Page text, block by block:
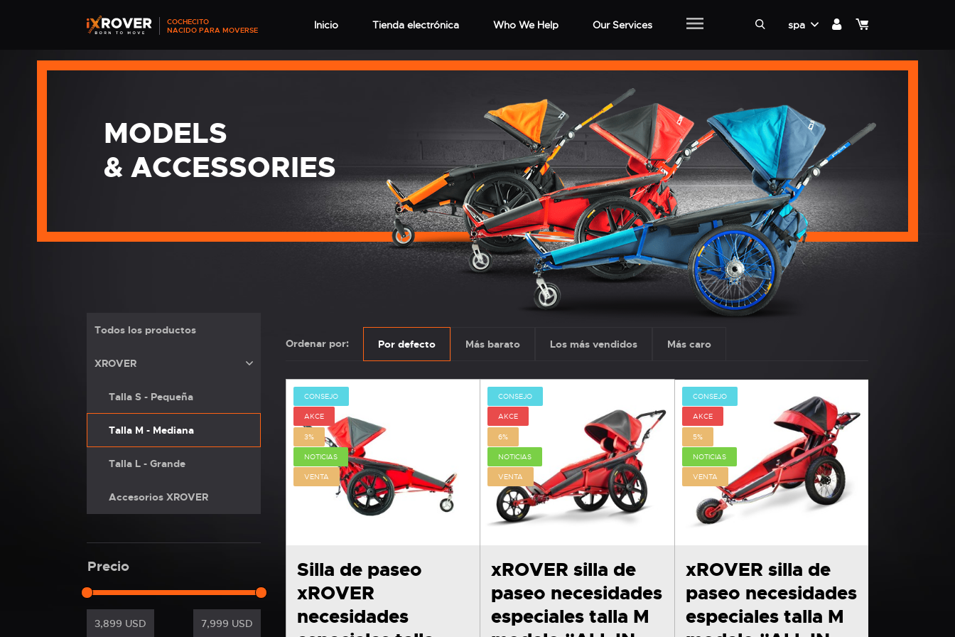
COCHECITO
NACIDO PARA MOVERSE
spa
Inicio Tienda electrónica Who We Help Our Services
MODELS
& ACCESSORIES
Todos los productos
XROVER
Talla S - Pequeña
Talla M - Mediana
Talla L - Grande
Accesorios XROVER
Precio
3,899 USD 7,999 USD
Ordenar por: Por defecto Más barato Los más vendidos Más caro
CONSEJO
AKCE
3%
NOTICIAS
VENTA
Silla de paseo
xROVER
necesidades
CONSEJO
AKCE
6%
NOTICIAS
VENTA
xROVER silla de
paseo necesidades
especiales talla M
CONSEJO
AKCE
5%
NOTICIAS
VENTA
xROVER silla de
paseo necesidades
especiales talla M